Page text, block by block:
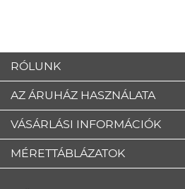
RÓLUNK
AZ ÁRUHÁZ HASZNÁLATA
VÁSÁRLÁSI INFORMÁCIÓK
MÉRETTÁBLÁZATOK